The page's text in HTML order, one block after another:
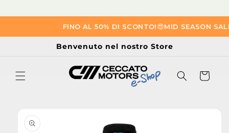
FINO AL 50% DI SCONTO!😎​MID SEASON SALE
Vai
ai contenuti
Benvenuto nel nostro Store
Carrello
informazioni
sul prodotto